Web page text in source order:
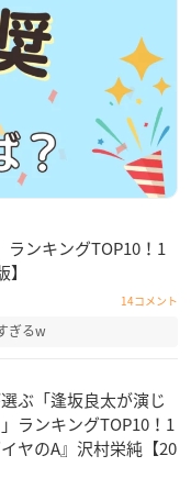
ンキングTOP10！1
14コメント
ぎるw
ぶ「逢坂良太が演じ
ランキングTOP10！1
ヤのA』沢村栄純【20